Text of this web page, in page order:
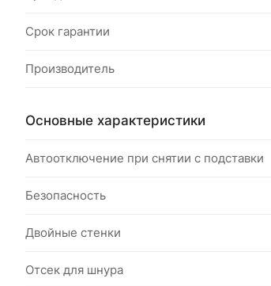
Срок гарантии
Производитель
Основные характеристики
Автоотключение при снятии с подставки
Безопасность
Двойные стенки
Отсек для шнура